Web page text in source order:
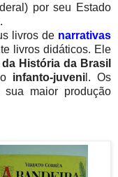
por seu Estado
livros de narrativas
livros didáticos. Ele
História da Brasil
infanto-juveni l. Os
maior produção